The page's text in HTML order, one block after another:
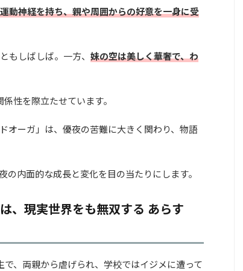
動神経を持ち、親や周囲からの好意を一身に受
もしばしば。一方、 妹の空は美しく華奢で、わ
性を際立たせています。
オーガ」は、優夜の苦難に大きく関わり、物語
内面的な成長と変化を目の当たりにします。
、現実世界をも無双する あらす
、両親から虐げられ、学校ではイジメに遭って